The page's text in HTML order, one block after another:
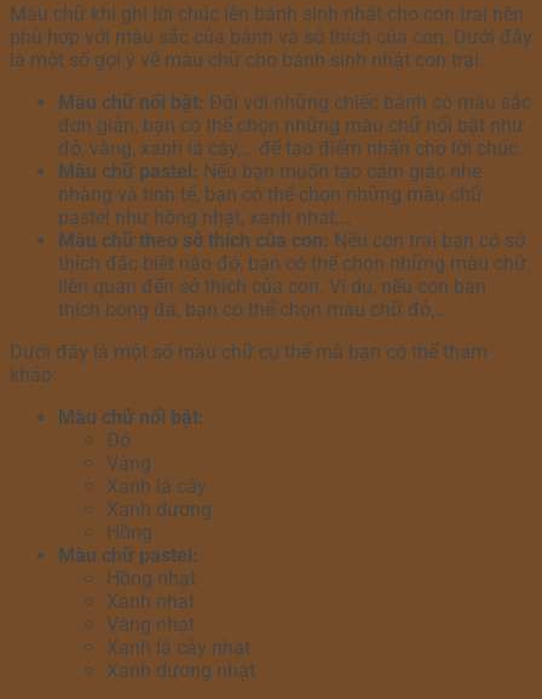
Màu chữ khi ghi lời chúc lên bánh sinh nhật cho con trai nên
phù hợp với màu sắc của bánh và sở thích của con. Dưới đây
là một số gợi ý về màu chữ cho bánh sinh nhật con trai:
Màu chữ nổi bật: Đối với những chiếc bánh có màu sắc
đơn giản, bạn có thể chọn những màu chữ nổi bật như
đỏ, vàng, xanh lá cây,… để tạo điểm nhấn cho lời chúc.
Màu chữ pastel: Nếu bạn muốn tạo cảm giác nhẹ
nhàng và tinh tế, bạn có thể chọn những màu chữ
pastel như hồng nhạt, xanh nhạt,…
Màu chữ theo sở thích của con: Nếu con trai bạn có sở
thích đặc biệt nào đó, bạn có thể chọn những màu chữ
liên quan đến sở thích của con. Ví dụ, nếu con bạn
thích bóng đá, bạn có thể chọn màu chữ đỏ,…
Dưới đây là một số màu chữ cụ thể mà bạn có thể tham
khảo:
Màu chữ nổi bật:
Đỏ
Vàng
Xanh lá cây
Xanh dương
Hồng
Màu chữ pastel:
Hồng nhạt
Xanh nhạt
Vàng nhạt
Xanh lá cây nhạt
Xanh dương nhạt